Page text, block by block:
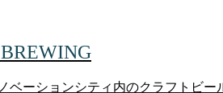
ベーションシティ内のクラフトビー